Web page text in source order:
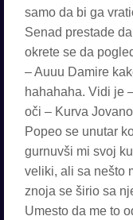
samo da bi ga
Senad prestade
okrete se da
– Auuu Damire
hahahaha. Vidi je
oči – Kurva
Popeo se unutar
gurnuvši mi svoj
veliki, ali sa nešto
znoja se širio sa
Umesto da me to